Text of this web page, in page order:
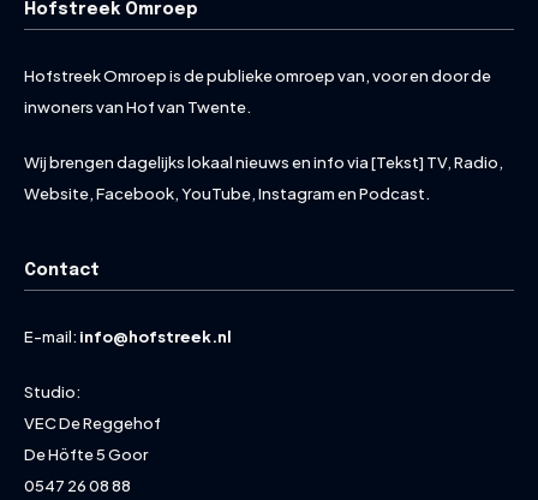
Hofstreek Omroep
Hofstreek Omroep is de publieke omroep van, voor en door de
inwoners van Hof van Twente.
Wij brengen dagelijks lokaal nieuws en info via [Tekst] TV, Radio,
Website, Facebook, YouTube, Instagram en Podcast.
Contact
E-mail: info@hofstreek.nl
Studio:
VEC De Reggehof
De Höfte 5 Goor
0547 26 08 88